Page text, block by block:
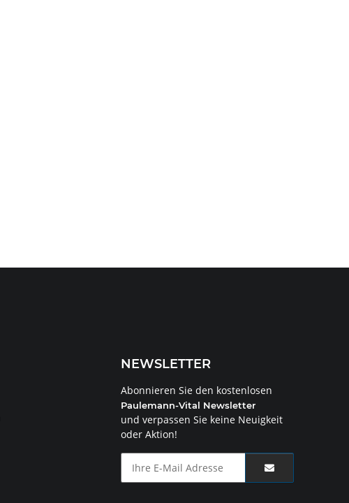
NEWSLETTER
Abonnieren Sie den kostenlosen
Paulemann-Vital Newsletter
und verpassen Sie keine Neuigkeit
oder Aktion!